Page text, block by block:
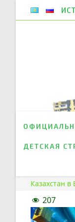
ДЕТСКАЯ
Казахстан
207